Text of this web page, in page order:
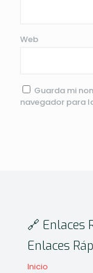
Web
Guarda mi
navegador para
🔗 Enlaces
Enlaces
Inicio